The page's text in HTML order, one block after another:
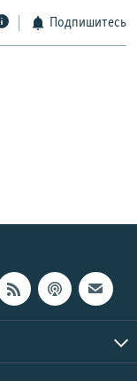
Подпишитесь